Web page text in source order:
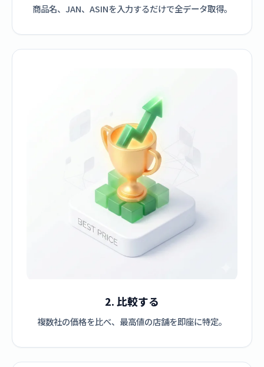
商品名、JAN、ASINを入力するだけで全データ取得。
2. 比較する
複数社の価格を比べ、最高値の店舗を即座に特定。